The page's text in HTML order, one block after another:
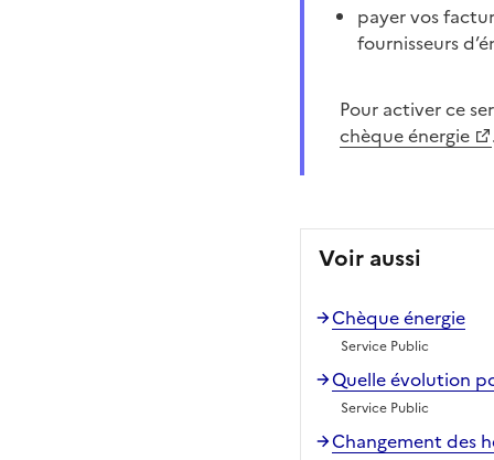
payer vos
fournisseurs
Pour activer ce
chèque énergie
.
Voir aussi
Chèque énergie
Service Public
Quelle évolution
Service Public
Changement des